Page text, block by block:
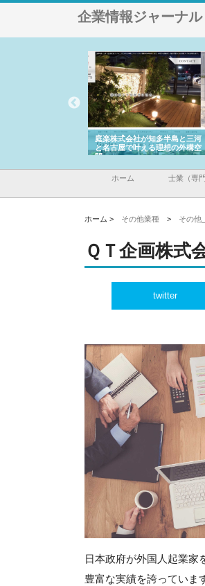
企業情報ジャーナル
庭楽株式会社が知多半島と三河
と名古屋で叶える理想の外構空
間
ホーム 士業（専
ホーム > その他業種 > その他
ＱＴ企画株式
twitter
日本政府が外国人起業家
豊富な実績を誇っていま